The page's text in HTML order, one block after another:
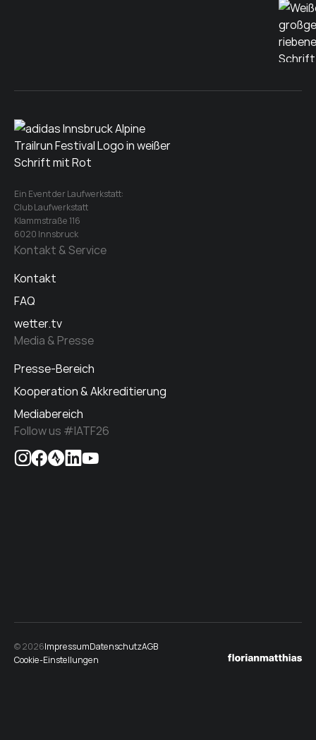
Ein Event der Laufwerkstatt:
Club Laufwerkstatt
Klammstraße 116
6020 Innsbruck
Kontakt & Service
Kontakt
FAQ
wetter.tv
Media & Presse
Presse-Bereich
Kooperation & Akkreditierung
Mediabereich
Follow us #IATF26
© 2026ImpressumDatenschutzAGB
Cookie-Einstellungen